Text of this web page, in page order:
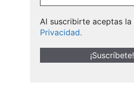
Al suscribirte aceptas la
Privacidad.